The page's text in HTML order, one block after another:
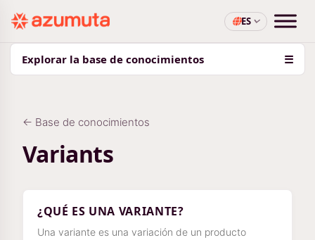
ES
Explorar la base de conocimientos ☰
← Base de conocimientos
Variants
¿QUÉ ES UNA VARIANTE?
Una variante es una variación de un producto